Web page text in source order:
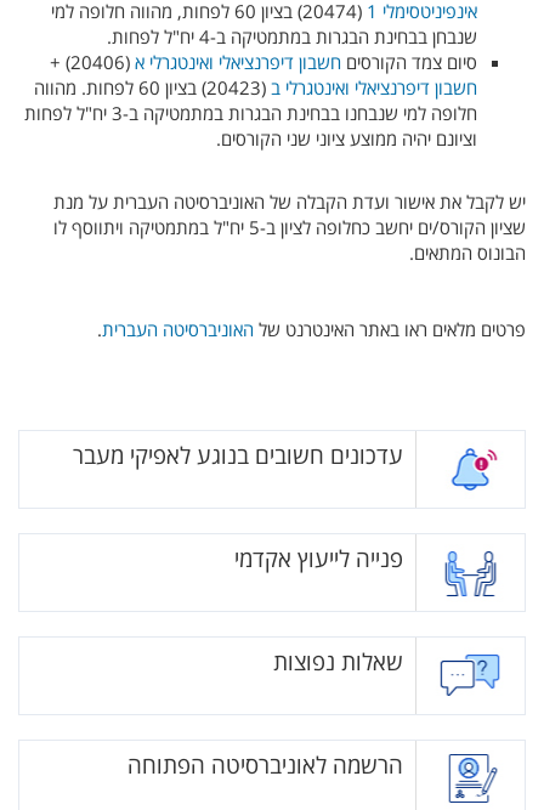
אינפיניטסימלי 1
(20474) בציון 60 לפחות, מהווה חלופה למי
שנבחן בבחינת הבגרות במתמטיקה ב-4 יח"ל לפחות.
סיום צמד הקורסים חשבון דיפרנציאלי ואינטגרלי א (20406) +
חשבון דיפרנציאלי ואינטגרלי ב
(20423) בציון 60 לפחות. מהווה
חלופה למי שנבחנו בבחינת הבגרות במתמטיקה ב-3 יח"ל לפחות
וציונם יהיה ממוצע ציוני שני הקורסים.
יש לקבל את אישור ועדת הקבלה של האוניברסיטה העברית על מנת
שציון הקורס/ים יחשב כחלופה לציון ב-5 יח"ל במתמטיקה ויתווסף לו
הבונוס המתאים.
פרטים מלאים ראו באתר האינטרנט של האוניברסיטה העברית.
עדכונים חשובים בנוגע לאפיקי מעבר
פנייה לייעוץ אקדמי
שאלות נפוצות
הרשמה לאוניברסיטה הפתוחה